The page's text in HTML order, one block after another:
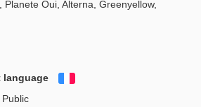
Oui, Alterna, Greenyellow,
language
Français
Public